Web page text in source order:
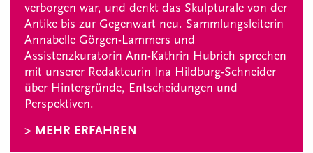
verborgen war, und denkt das Skulpturale von der
Antike bis zur Gegenwart neu. Sammlungsleiterin
Annabelle Görgen-Lammers und
Assistenzkuratorin Ann-Kathrin Hubrich sprechen
mit unserer Redakteurin Ina Hildburg-Schneider
über Hintergründe, Entscheidungen und
Perspektiven.
> MEHR ERFAHREN